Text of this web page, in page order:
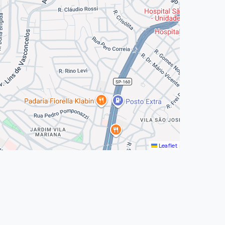
Leaflet